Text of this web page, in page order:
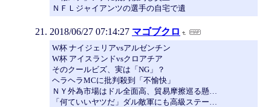
ＮＦＬジャイアンツの選手の自宅で遺
2018/06/27 07:14:27 マゴブクロ
W杯 ナイジェリアvsアルゼンチン
W杯 アイスランドvsクロアチア
そのクールビズ、実は「NG」？
ヘラヘラMCに批判殺到「不愉快」
ＮＹ外為市場はドル全面高、貿易摩擦巡る懸…
「何ていいヤツだ」ダル敵軍にも高級ステー…